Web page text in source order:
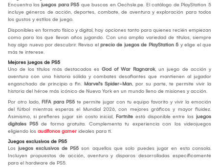
Encuentra los juegos para PS5 que buscas en Oechsle.pe. El catálogo de PlayStation 5
incluye géneros de acción, deportes, combate, de aventura y exploración para todos
los gustos y estilos de juego.
Disponibles en formato físico y digital, hay opciones tanto para quienes recién empiezan
como para los que llevan años jugando. Con una amplia variedad de títulos, siempre
hay algo nuevo por descubrir. Revisa el precio de juegos de PlayStation 5 y elige el que
más te interese.
Mejores juegos de PS5
Uno de los títulos más destacados es God of War Ragnarok, un juego de acción y
aventura con una historia sólida y combates desafiantes que mantienen al jugador
enganchado de principio a fin. Marvel's Spider-Man, por su parte, te permite vivir la
historia del héroe más icónico de Nueva York en un mundo lleno de misiones y acción.
Por otro lado, FIFA para PS5 te permite jugar con tu equipo favorito y vivir la emoción
del fútbol mientras esperas el Mundial 2026, con mejores gráficos y mayor fluidez.
Asimismo, si prefieres jugar sin costo inicial, Fortnite está disponible entre los juegos
digitales PS5 de forma gratuita. Complementa tu experiencia con los videojuegos
eligiendo los audífonos gamer ideales para ti.
Juegos exclusivos de PS5
Los juegos exclusivos de PS5 son aquellos que solo puedes jugar en esta consola.
Incluyen propuestas de acción, aventura y disparos desarrolladas específicamente
para el hardware de PS5.